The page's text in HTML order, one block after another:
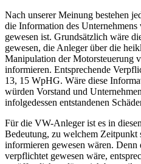
Nach unserer Meinung bestehen
die Information des
gewesen ist. Grundsätzlich wäre
gewesen, die Anleger über die
Manipulation der Motorsteuerung
informieren. Entsprechende
13, 15 WpHG. Wäre diese
würden Vorstand und
infolgedessen entstandenen
Für die VW-Anleger ist es in
Bedeutung, zu welchem Zeitpunkt
informieren gewesen wären.
verpflichtet gewesen wäre,